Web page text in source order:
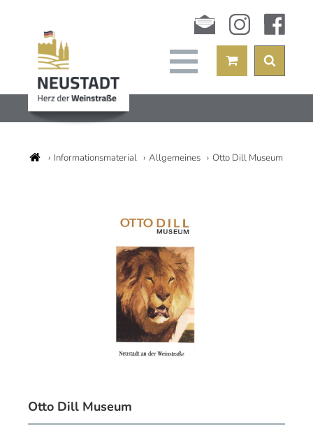
Newsletterinstagramfacebook
Informationsmaterial Allgemeines Otto Dill Museum
Otto Dill Museum